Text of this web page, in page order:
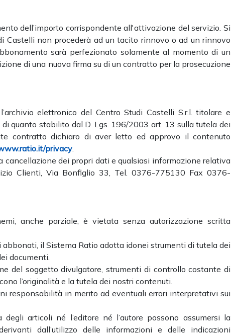
dell’importo corrispondente all'attivazione del servizio. Si
Castelli non procederà ad un tacito rinnovo o ad un rinnovo
sarà perfezionato solamente al momento di un
di una nuova firma su di un contratto per la prosecuzione
elettronico del Centro Studi Castelli S.r.l. titolare e
quanto stabilito dal D. Lgs. 196/2003 art. 13 sulla tutela dei
contratto dichiaro di aver letto ed approvo il contenuto
privacy.
cancellazione dei propri dati e qualsiasi informazione relativa
Clienti, Via Bonfiglio 33, Tel. 0376-775130 Fax 0376-
anche parziale, è vietata senza autorizzazione scritta
il Sistema Ratio adotta idonei strumenti di tutela dei
documenti.
del soggetto divulgatore, strumenti di controllo costante di
l’originalità e la tutela dei nostri contenuti.
responsabilità in merito ad eventuali errori interpretativi sui
articoli né l’editore né l’autore possono assumersi la
dall’utilizzo delle informazioni e delle indicazioni